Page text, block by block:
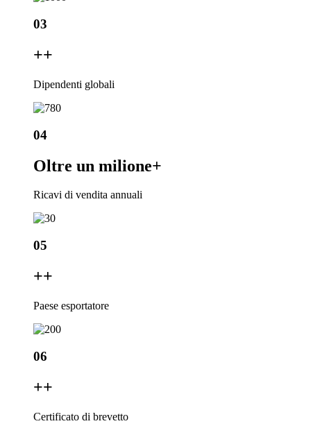
03
++
Dipendenti globali
04
Oltre un milione+
Ricavi di vendita annuali
05
++
Paese esportatore
06
++
Certificato di brevetto